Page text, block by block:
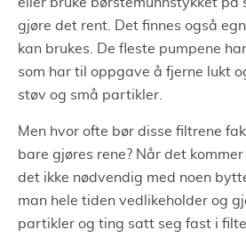
gjøre det rent. Det finnes også
kan brukes. De fleste pumpene
som har til oppgave å fjerne lukt
støv og små partikler.
Men hvor ofte bør disse filtrene
bare gjøres rene? Når det
det ikke nødvendig med noen
man hele tiden vedlikeholder og
partikler og ting satt seg fast i